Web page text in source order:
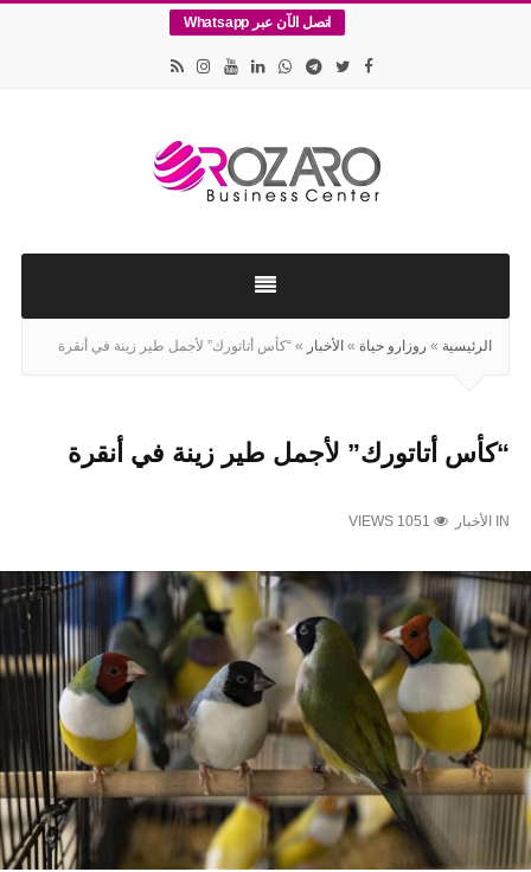
اتصل الآن عبر Whatsapp
وتأسيس
في
اسطنبول
الرئيسية » روزارو حياة » الأخبار » “كأس أتاتورك” لأجمل طير زينة في أنقرة
“كأس أتاتورك” لأجمل طير زينة في أنقرة
IN الأخبار